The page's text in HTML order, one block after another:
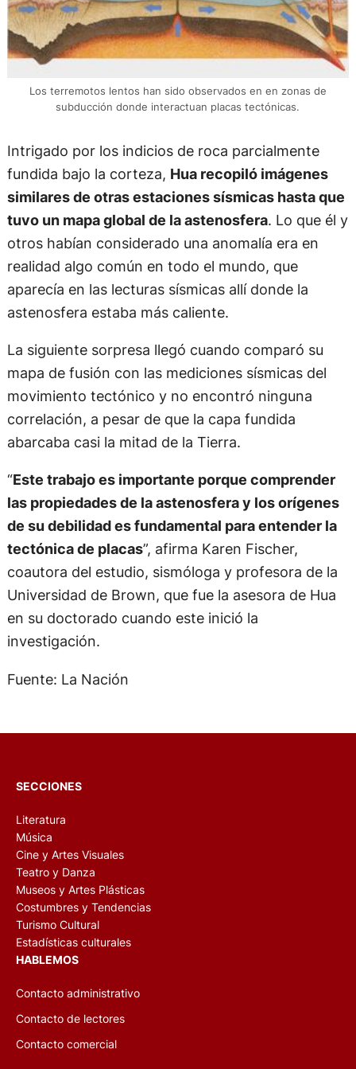
Los terremotos lentos han sido observados en en zonas de
subducción donde interactuan placas tectónicas.
Intrigado por los indicios de roca parcialmente
fundida bajo la corteza, Hua recopiló imágenes
similares de otras estaciones sísmicas hasta que
tuvo un mapa global de la astenosfera. Lo que él y
otros habían considerado una anomalía era en
realidad algo común en todo el mundo, que
aparecía en las lecturas sísmicas allí donde la
astenosfera estaba más caliente.
La siguiente sorpresa llegó cuando comparó su
mapa de fusión con las mediciones sísmicas del
movimiento tectónico y no encontró ninguna
correlación, a pesar de que la capa fundida
abarcaba casi la mitad de la Tierra.
“Este trabajo es importante porque comprender
las propiedades de la astenosfera y los orígenes
de su debilidad es fundamental para entender la
tectónica de placas”, afirma Karen Fischer,
coautora del estudio, sismóloga y profesora de la
Universidad de Brown, que fue la asesora de Hua
en su doctorado cuando este inició la
investigación.
Fuente: La Nación
SECCIONES
Literatura
Música
Cine y Artes Visuales
Teatro y Danza
Museos y Artes Plásticas
Costumbres y Tendencias
Turismo Cultural
Estadísticas culturales
HABLEMOS
Contacto administrativo
Contacto de lectores
Contacto comercial